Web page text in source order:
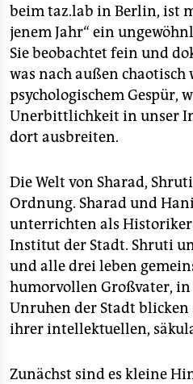
beim taz.lab in Berlin, ist
jenem Jahr“ ein
Sie beobachtet fein und
was nach außen
psychologischem Gespür,
Unerbittlichkeit in unser
dort ausbreiten.
Die Welt von Sharad,
Ordnung. Sharad und
unterrichten als Historiker
Institut der Stadt. Shruti
und alle drei leben
humorvollen Großvater, in
Unruhen der Stadt blicken
ihrer intellektuellen,
Zunächst sind es kleine